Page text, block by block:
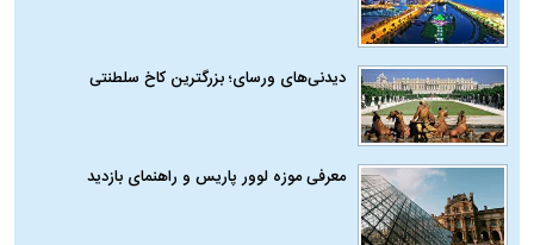
دیدنی‌های ورسای؛ بزرگترین کاخ سلطنتی
معرفی موزه لوور پاریس و راهنمای بازدید